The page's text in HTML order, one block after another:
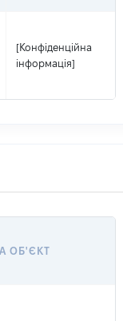
[Конфіденційна
інформація]
ОБ'ЄКТ